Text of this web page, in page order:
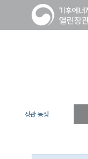
장관 동정